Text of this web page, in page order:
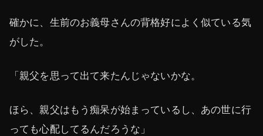
確かに、生前のお義母さんの背格好によく似ている気
がした。
「親父を思って出て来たんじゃないかな。
ほら、親父はもう痴呆が始まっているし、あの世に行
っても心配してるんだろうな」